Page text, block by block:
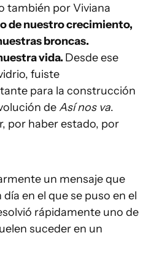
también por Viviana
de nuestro crecimiento,
broncas.
vida. Desde ese
fuiste
para la construcción
deAsí nos va.
por haber estado, por
un mensaje que
en el que se puso en el
rápidamente uno de
suceder en un